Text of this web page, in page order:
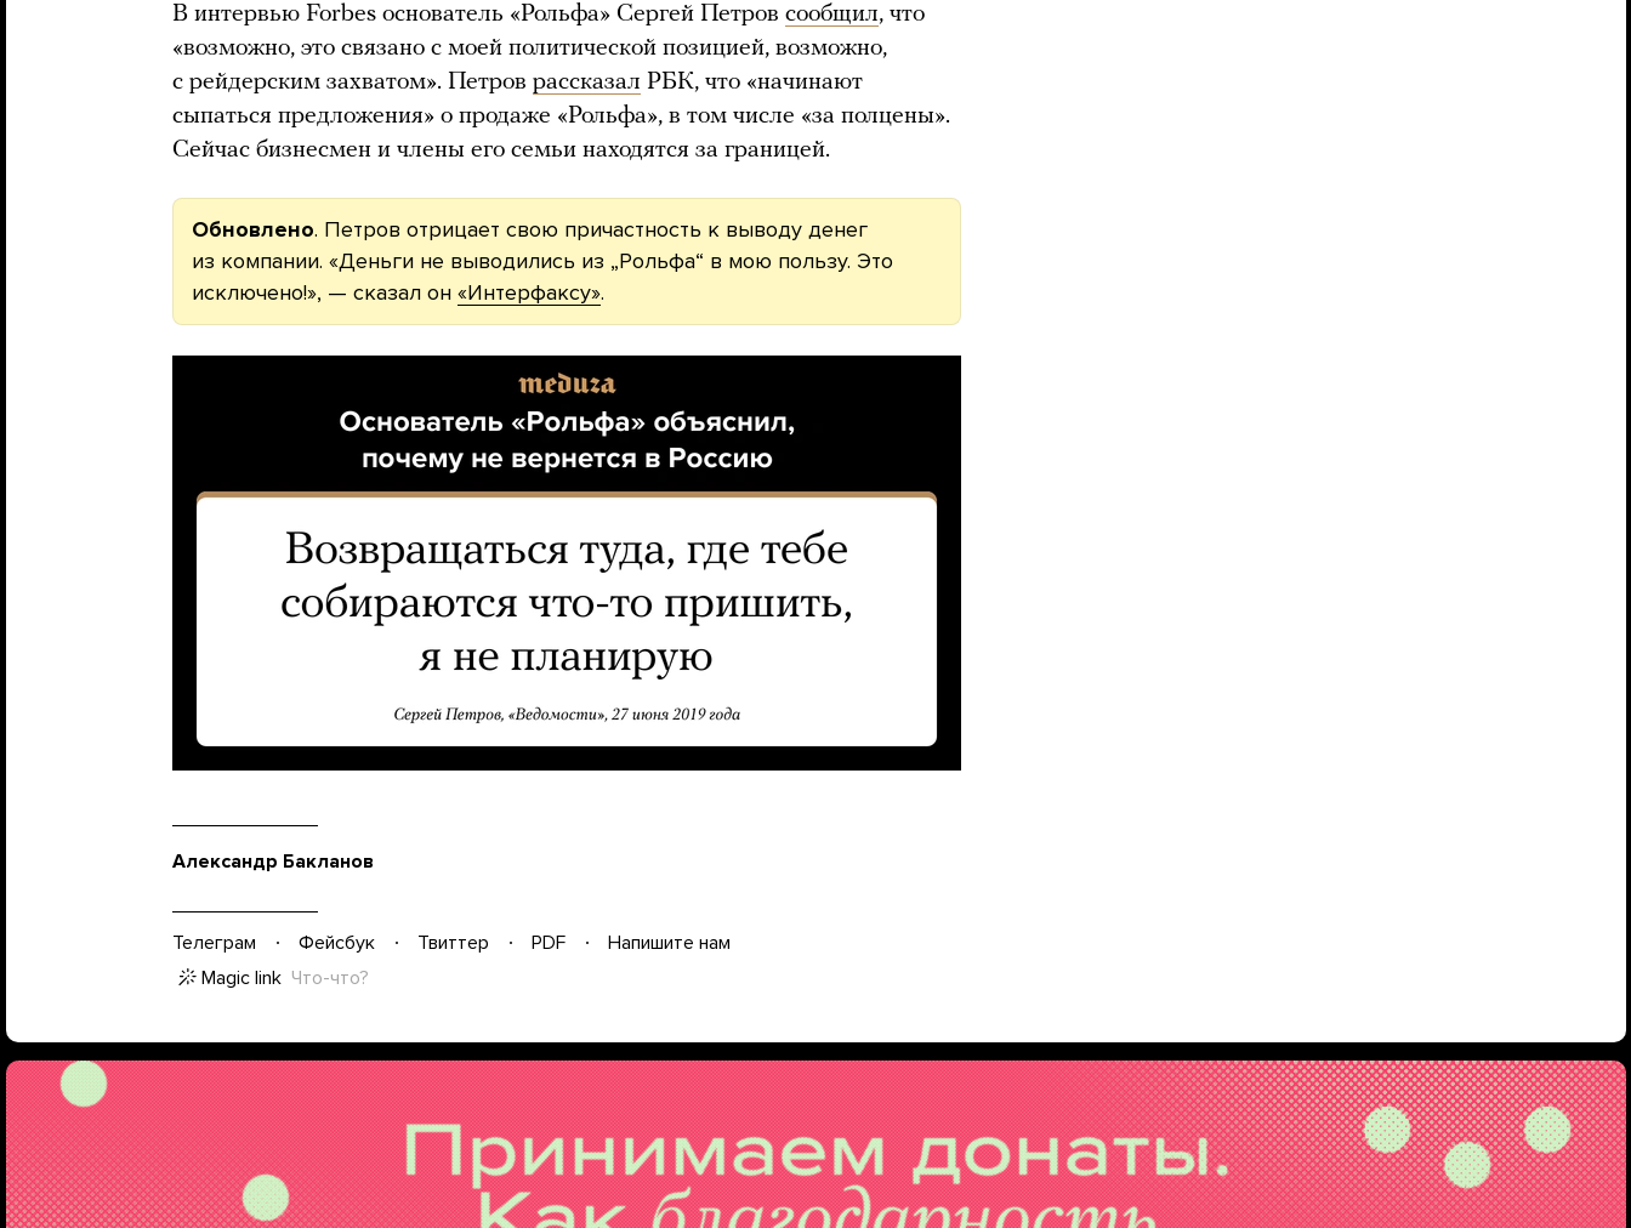
В интервью Forbes основатель «Рольфа» Сергей Петров сообщил, что
«возможно, это связано с моей политической позицией, возможно,
с рейдерским захватом». Петров рассказал РБК, что «начинают
сыпаться предложения» о продаже «Рольфа», в том числе «за полцены».
Сейчас бизнесмен и члены его семьи находятся за границей.
Обновлено. Петров отрицает свою причастность к выводу денег
из компании. «Деньги не выводились из „Рольфа“ в мою пользу. Это
исключено!», — сказал он «Интерфаксу».
Александр Бакланов
Телеграм Фейсбук Твиттер PDF
Напишите нам
Magic link Что-что?